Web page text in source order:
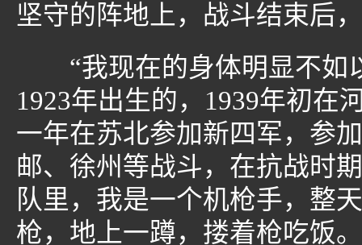
坚守的阵地上，战斗结束后
“我现在的身体明显不如
1923年出生的，1939年初在
一年在苏北参加新四军，参
邮、徐州等战斗，在抗战时
队里，我是一个机枪手，整
枪，地上一蹲，搂着枪吃饭